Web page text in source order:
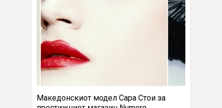
Македонскиот модел Сара Стои за